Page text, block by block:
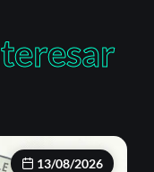
13/08/2026